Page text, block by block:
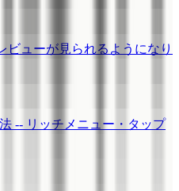
ビューが見られるようになり
-- リッチメニュー・タップ